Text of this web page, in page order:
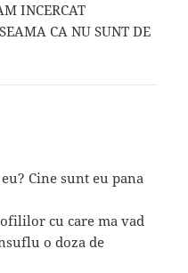
INCERCAT
CA NU SUNT DE
Cine sunt eu pana
cu care ma vad
o doza de